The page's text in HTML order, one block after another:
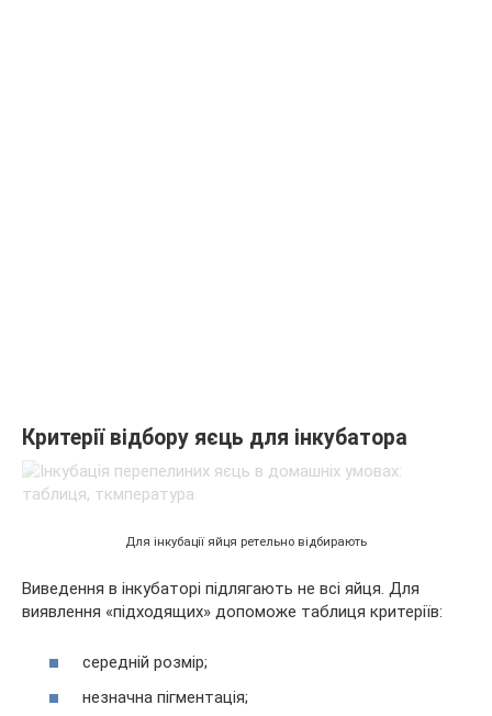
Критерії відбору яєць для інкубатора
Для інкубації яйця ретельно відбирають
Виведення в інкубаторі підлягають не всі яйця. Для
виявлення «підходящих» допоможе таблиця критеріїв:
середній розмір;
незначна пігментація;